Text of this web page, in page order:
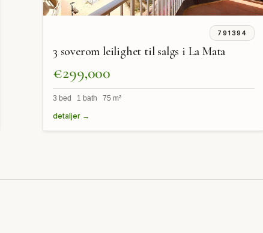
791394
3 soverom leilighet til salgs i La Mata
€299,000
3 bed 1 bath 75 m²
detaljer →